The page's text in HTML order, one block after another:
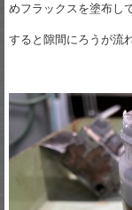
めフラックスを塗布し
すると隙間にろうが流